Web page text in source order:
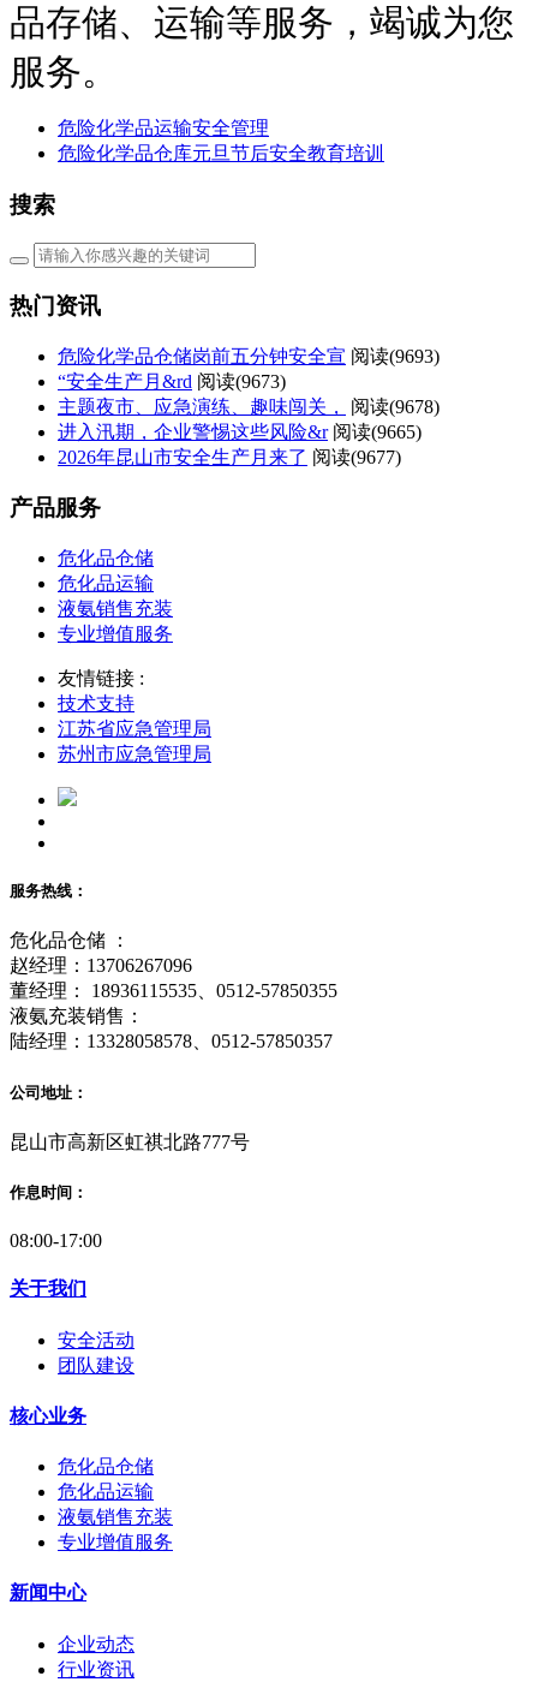
品存储、运输等服务，竭诚为您
服务。
危险化学品运输安全管理
危险化学品仓库元旦节后安全教育培训
搜索
热门资讯
危险化学品仓储岗前五分钟安全宣 阅读(9693)
“安全生产月&rd 阅读(9673)
主题夜市、应急演练、趣味闯关，
阅读(9678)
进入汛期，企业警惕这些风险&r 阅读(9665)
2026年昆山市安全生产月来了 阅读(9677)
产品服务
危化品仓储
危化品运输
液氨销售充装
专业增值服务
友情链接 :
技术支持
江苏省应急管理局
苏州市应急管理局
服务热线：
危化品仓储 ：
赵经理：13706267096
董经理： 18936115535、0512-57850355
液氨充装销售：
陆经理：13328058578、0512-57850357
公司地址：
昆山市高新区虹祺北路777号
作息时间：
08:00-17:00
关于我们
安全活动
团队建设
核心业务
危化品仓储
危化品运输
液氨销售充装
专业增值服务
新闻中心
企业动态
行业资讯